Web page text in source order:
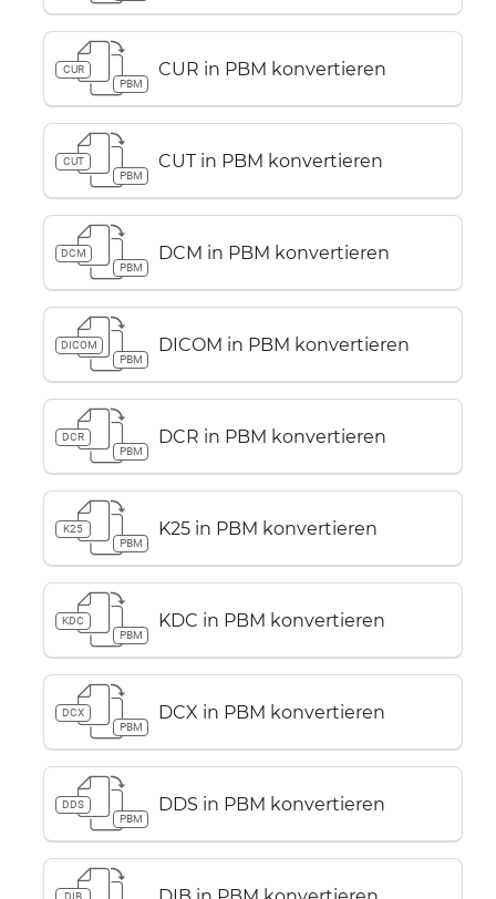
CUR
PBM
CUR in PBM konvertieren
CUT
PBM
CUT in PBM konvertieren
DCM
PBM
DCM in PBM konvertieren
DICOM
PBM
DICOM in PBM konvertieren
DCR
PBM
DCR in PBM konvertieren
K25
PBM
K25 in PBM konvertieren
KDC
PBM
KDC in PBM konvertieren
DCX
PBM
DCX in PBM konvertieren
DDS
PBM
DDS in PBM konvertieren
DIB